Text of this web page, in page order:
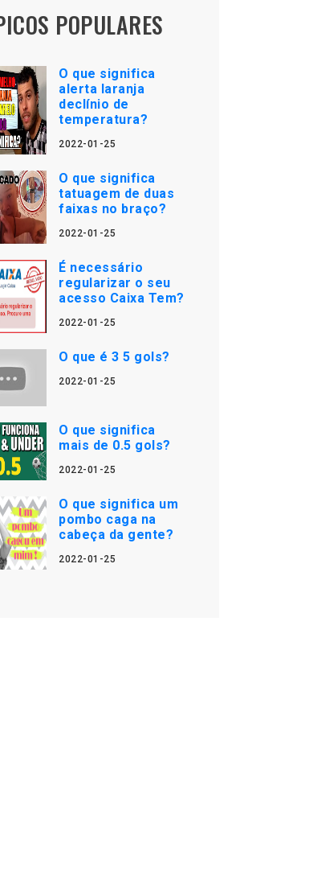
POPULARES
O que significa
alerta laranja
declínio de
temperatura?
2022-01-25
O que significa
tatuagem de duas
faixas no braço?
2022-01-25
É necessário
regularizar o seu
acesso Caixa Tem?
2022-01-25
O que é 3 5 gols?
2022-01-25
O que significa
mais de 0.5 gols?
2022-01-25
O que significa um
pombo caga na
cabeça da gente?
2022-01-25